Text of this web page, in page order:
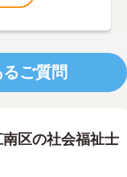
ご質問
区の社会福祉士